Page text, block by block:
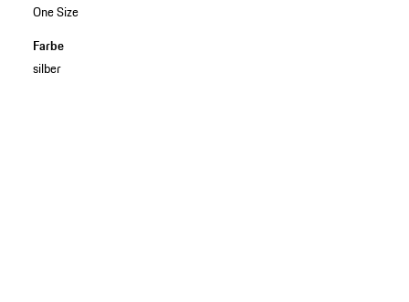
One Size
Farbe
silber